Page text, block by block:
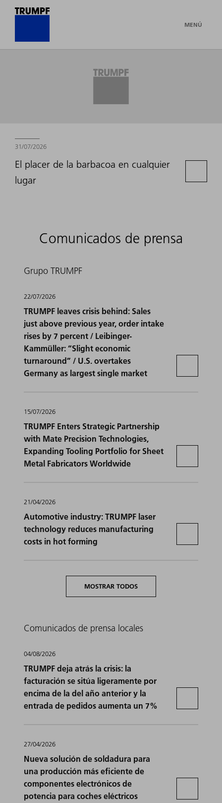
MENÚ
31/07/2026
El placer de la barbacoa en cualquier
lugar
Comunicados de prensa
Grupo TRUMPF
22/07/2026
TRUMPF leaves crisis behind: Sales
just above previous year, order intake
rises by 7 percent / Leibinger-
Kammüller: “Slight economic
turnaround” / U.S. overtakes
Germany as largest single market
15/07/2026
TRUMPF Enters Strategic Partnership
with Mate Precision Technologies,
Expanding Tooling Portfolio for Sheet
Metal Fabricators Worldwide
21/04/2026
Automotive industry: TRUMPF laser
technology reduces manufacturing
costs in hot forming
MOSTRAR TODOS
Comunicados de prensa locales
04/08/2026
TRUMPF deja atrás la crisis: la
facturación se sitúa ligeramente por
encima de la del año anterior y la
entrada de pedidos aumenta un 7%
27/04/2026
Nueva solución de soldadura para
una producción más eficiente de
componentes electrónicos de
potencia para coches eléctricos